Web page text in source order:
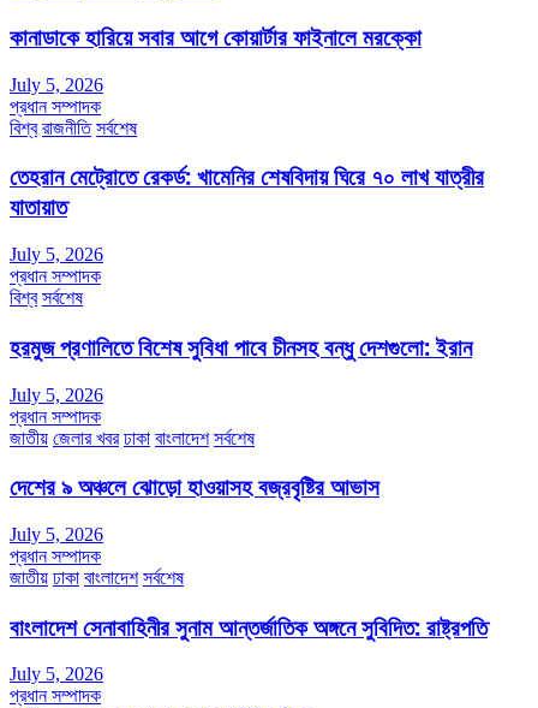
কানাডাকে হারিয়ে সবার আগে কোয়ার্টার ফাইনালে মরক্কো
July 5, 2026
প্রধান সম্পাদক
বিশ্ব রাজনীতি সর্বশেষ
তেহরান মেট্রোতে রেকর্ড: খামেনির শেষবিদায় ঘিরে ৭০ লাখ যাত্রীর
যাতায়াত
July 5, 2026
প্রধান সম্পাদক
বিশ্ব সর্বশেষ
হরমুজ প্রণালিতে বিশেষ সুবিধা পাবে চীনসহ বন্ধু দেশগুলো: ইরান
July 5, 2026
প্রধান সম্পাদক
জাতীয় জেলার খবর ঢাকা বাংলাদেশ সর্বশেষ
দেশের ৯ অঞ্চলে ঝোড়ো হাওয়াসহ বজ্রবৃষ্টির আভাস
July 5, 2026
প্রধান সম্পাদক
জাতীয় ঢাকা বাংলাদেশ সর্বশেষ
বাংলাদেশ সেনাবাহিনীর সুনাম আন্তর্জাতিক অঙ্গনে সুবিদিত: রাষ্ট্রপতি
July 5, 2026
প্রধান সম্পাদক